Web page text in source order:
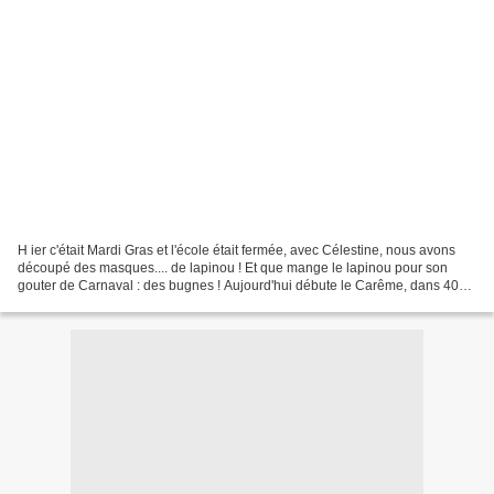
H ier c'était Mardi Gras et l'école était fermée, avec Célestine, nous avons
découpé des masques.... de lapinou ! Et que mange le lapinou pour son
gouter de Carnaval : des bugnes ! Aujourd'hui débute le Carême, dans 40